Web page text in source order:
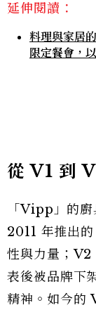
延伸閱讀：
料理與家居
限定餐會，
從 V1 到
「Vipp」的
2011 年推出
性與力量；V2
表後被品牌下
精神。如今的